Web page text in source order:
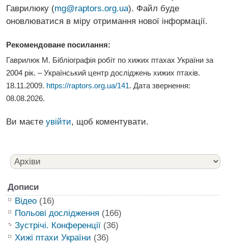
Гаврилюку (mg@raptors.org.ua). Файл буде
оновлюватися в міру отримання нової інформації.
Рекомендоване посилання:
Гаврилюк М. Бібліографія робіт по хижих птахах України за
2004 рік. – Український центр досліджень хижих птахів.
18.11.2009. https://raptors.org.ua/141. Дата звернення:
08.08.2026.
Ви маєте увійти, щоб коментувати.
Дописи
Відео(16)
Польові дослідження (166)
Зустрічі. Конференції(36)
Хижі птахи України (36)